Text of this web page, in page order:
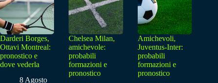
Darderi Borges,
Ottavi Montreal:
pronostico e
dove vederla
8 Agosto
Chelsea Milan,
amichevole:
probabili
formazioni e
pronostico
Amichevoli,
Juventus-Inter:
probabili
formazioni e
pronostico